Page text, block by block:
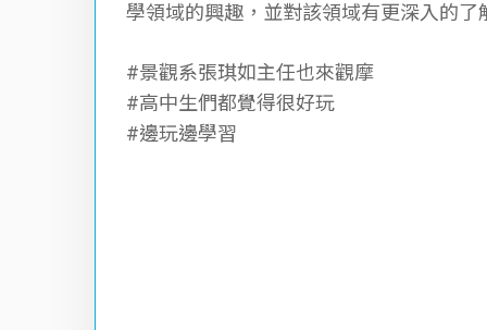
學領域的興趣，並對該領域有更深入的了
#景觀系張琪如主任也來觀摩
#高中生們都覺得很好玩
#邊玩邊學習